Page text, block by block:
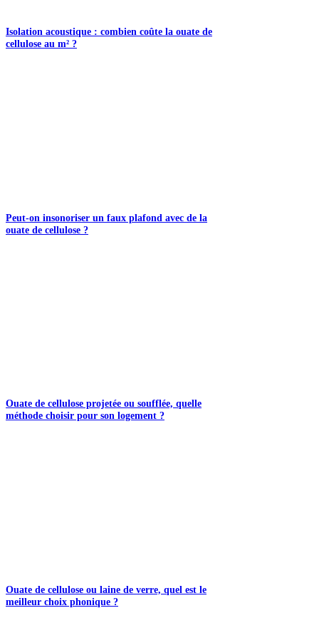
Isolation acoustique : combien coûte la ouate de
cellulose au m² ?
Peut-on insonoriser un faux plafond avec de la
ouate de cellulose ?
Ouate de cellulose projetée ou soufflée, quelle
méthode choisir pour son logement ?
Ouate de cellulose ou laine de verre, quel est le
meilleur choix phonique ?